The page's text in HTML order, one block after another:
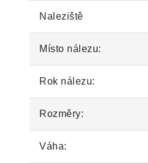
Naleziště
Místo nálezu:
Rok nálezu:
Rozměry:
Váha: